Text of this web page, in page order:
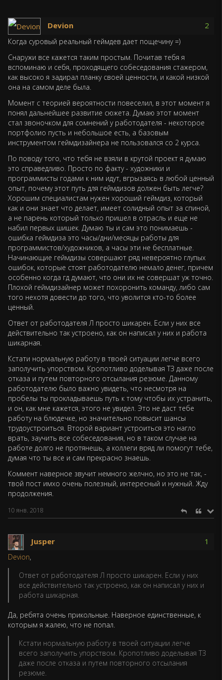
Devion 2
Когда суровый реальный геймдев дает пощечину =)
Снаружи все кажется таким простым. Почитав тебя я
вспоминаю и себя, проходящего собеседования стажером,
как высоко я задирал планку своей ценности, и какой низкой
она на самом деле была.
Момент с теорией вероятности повеселил, в этот момент я
понял дальнейшее развитие сюжета. Думаю этот момент
стал звоночком для сомнений у работодателя - некоторое
портфолио пусть и небольшое есть, а базовым
инструментом геймдизайнера не пользовался со 2 курса.
По поводу того, что тебя не взяли в крутой проект я думаю
это справедливо. Просто по факту - художники и
программисты годами к ним идут, вгрызаясь в любой ценный
опыт, почему этот путь для геймдизов должен быть легче?
Хорошим специалистам нужен хороший геймдиз, который
как и они знает что делает, имеет солидный опыт за спиной,
а не парень который только пришел в отрасль и еще не
набил первых шишек. Думаю ты и сам это понимаешь -
ошибка геймдиза это часы/дни/месяцы работы для
программистов/художников, а часы эти не бесплатные.
Начинающие геймдизы совершают ряд невероятно глупых
ошибок, которые стоят работодателю немало денег, причем
особенно когда гд думают, что они их не совершат уж точно.
Плохой геймдизайнер может похоронить команду, либо сам
того нехотя довести до того, что уволится кто-то более
ценный.
Ответ от работодателя Л просто шикарен. Если у них все
действительно так устроено, как он написал у них и работа
шикарная.
Кстати нормальную работу в твоей ситуации легче всего
заполучить упорством. Кропотливо доделывая ТЗ даже после
отказа и путем повторного отсылания резюме. Данному
работодателю было важно увидеть, что несмотря на
пробелы ты прокладываешь путь к тому чтобы их устранить,
и он, как мне кажется, этого не увидел. Это не даст тебе
работу на блюдечке, но значительно повысит шансы
трудоустроиться. Второй вариант устроиться это нагло
врать, заучить все собеседования, но в таком случае на
работе долго не протянешь, а коллеги вряд ли помогут тебе,
думая что ты все и сам прекрасно знаешь.
Коммент наверное звучит немного желчно, но это не так, -
твой пост имхо очень полезный, интересный и нужный. Жду
продолжения.
10 янв. 2018
Jusper 1
Devion,
Ответ от работодателя Л просто шикарен. Если у них
все действительно так устроено, как он написал у них и
работа шикарная.
Да, ребята очень прикольные. Наверное единственные, к
которым я жалею, что не попал.
Кстати нормальную работу в твоей ситуации легче
всего заполучить упорством. Кропотливо доделывая ТЗ
даже после отказа и путем повторного отсылания
резюме.